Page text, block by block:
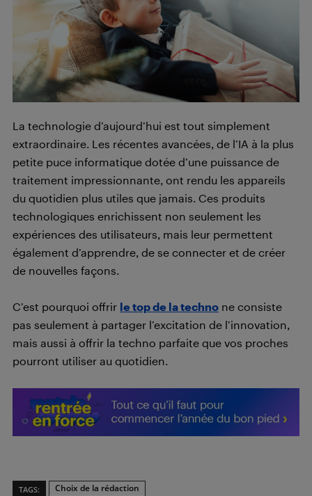
La technologie d’aujourd’hui est tout simplement
extraordinaire. Les récentes avancées, de l’IA à la plus
petite puce informatique dotée d’une puissance de
traitement impressionnante, ont rendu les appareils
du quotidien plus utiles que jamais. Ces produits
technologiques enrichissent non seulement les
expériences des utilisateurs, mais leur permettent
également d’apprendre, de se connecter et de créer
de nouvelles façons.
C’est pourquoi offrir le top de la techno ne consiste
pas seulement à partager l’excitation de l’innovation,
mais aussi à offrir la techno parfaite que vos proches
pourront utiliser au quotidien.
TAGS: Choix de la rédaction